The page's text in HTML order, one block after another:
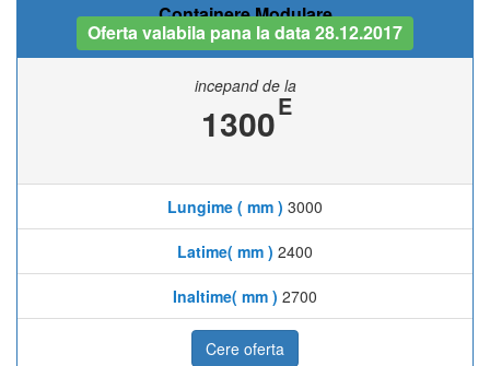
Containere Modulare
Oferta valabila pana la data 28.12.2017
incepand de la
1300E
Lungime ( mm ) 3000
Latime( mm ) 2400
Inaltime( mm ) 2700
Cere oferta